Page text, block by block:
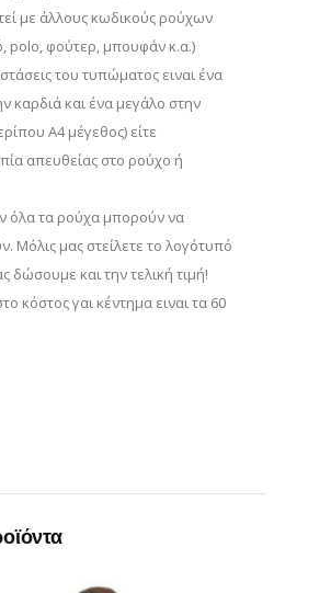
με άλλους κωδικούς ρούχων
polo, φούτερ, μπουφάν κ.α.)
του τυπώματος ειναι ένα
καρδιά και ένα μεγάλο στην
Α4 μέγεθος) είτε
απευθείας στο ρούχο ή
όλα τα ρούχα μπορούν να
Μόλις μας στείλετε το λογότυπό
δώσουμε και την τελική τιμή!
κόστος γαι κέντημα ειναι τα 60